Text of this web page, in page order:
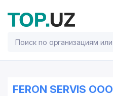
FERON SERVIS ООО